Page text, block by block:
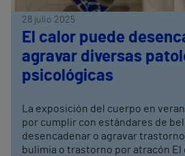
28 julio 2025
El calor puede
agravar diversas
psicológicas
La exposición del cuerpo en
por cumplir con estándares de
desencadenar o agravar
bulimia o trastorno por atracón El